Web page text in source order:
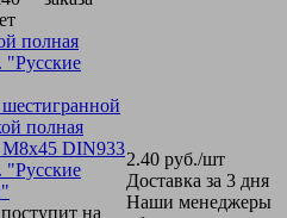
полная
"Русские
полная
М8х45 DIN933
"Русские
на
2.40 руб./шт
Доставка за 3 дня
Наши менеджеры